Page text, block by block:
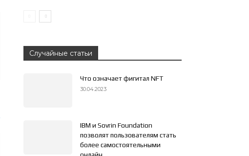
Случайные статьи
Что означает фигитал NFT
30.04.2023
IBM и Sovrin Foundation
позволят пользователям стать
более самостоятельными